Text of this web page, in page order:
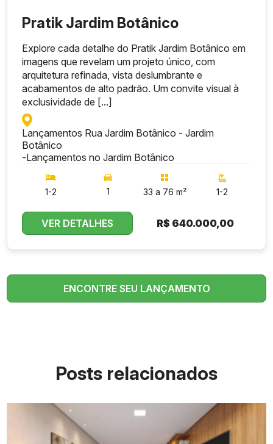
Pratik Jardim Botânico
Explore cada detalhe do Pratik Jardim Botânico em
imagens que revelam um projeto único, com
arquitetura refinada, vista deslumbrante e
acabamentos de alto padrão. Um convite visual à
exclusividade de [...]
Lançamentos Rua Jardim Botânico - Jardim
Botânico
-Lançamentos no Jardim Botânico
1-2 1 33 a 76 m² 1-2
VER DETALHES R$ 640.000,00
ENCONTRE SEU LANÇAMENTO
Posts relacionados